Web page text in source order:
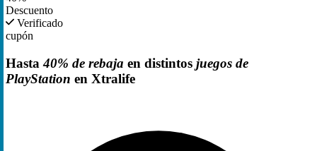
Descuento
Verificado
cupón
Hasta40% de rebaja en distintos juegos de
PlayStation en Xtralife